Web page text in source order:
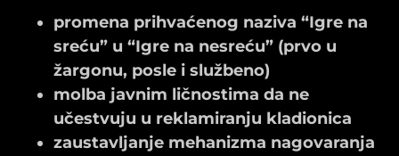
promena prihvaćenog naziva “Igre na
sreću” u “Igre na nesreću” (prvo u
žargonu, posle i službeno)
molba javnim ličnostima da ne
učestvuju u reklamiranju kladionica
zaustavljanje mehanizma nagovaranja